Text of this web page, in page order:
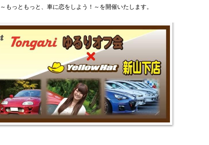
もっともっと、車に恋をしよう！～を開催いたします。